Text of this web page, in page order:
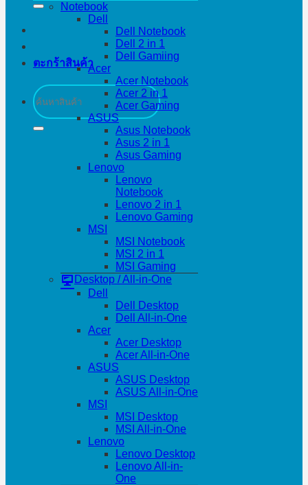
ตะกร้าสินค้า
ค้นหา:
Notebook
Dell
Dell Notebook
Dell 2 in 1
Dell Gamiing
Acer
Acer Notebook
Acer 2 in 1
Acer Gaming
ASUS
Asus Notebook
Asus 2 in 1
Asus Gaming
Lenovo
Lenovo
Notebook
Lenovo 2 in 1
Lenovo Gaming
MSI
MSI Notebook
MSI 2 in 1
MSI Gaming
Desktop / All-in-One
Dell
Dell Desktop
Dell All-in-One
Acer
Acer Desktop
Acer All-in-One
ASUS
ASUS Desktop
ASUS All-in-One
MSI
MSI Desktop
MSI All-in-One
Lenovo
Lenovo Desktop
Lenovo All-in-
One